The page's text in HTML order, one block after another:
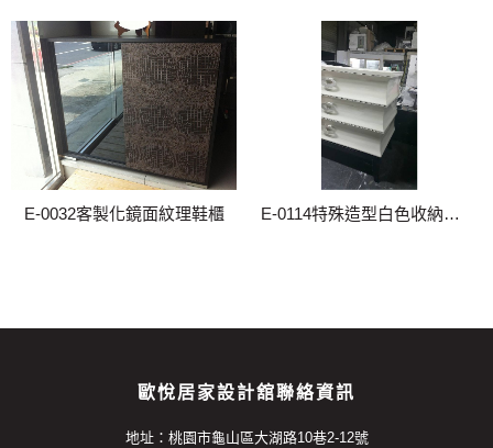
E-0032客製化鏡面紋理鞋櫃 E-0114特殊造型白色收納櫃訂製
歐悅居家設計舘聯絡資訊
地址：桃園市龜山區大湖路10巷2-12號